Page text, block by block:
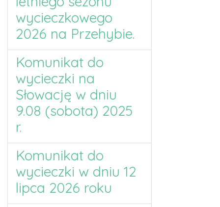
wycieczkowego
2026 na Przehybie.
Komunikat do
wycieczki na
Słowację w dniu
9.08 (sobota) 2025
r.
Komunikat do
wycieczki w dniu 12
lipca 2026 roku